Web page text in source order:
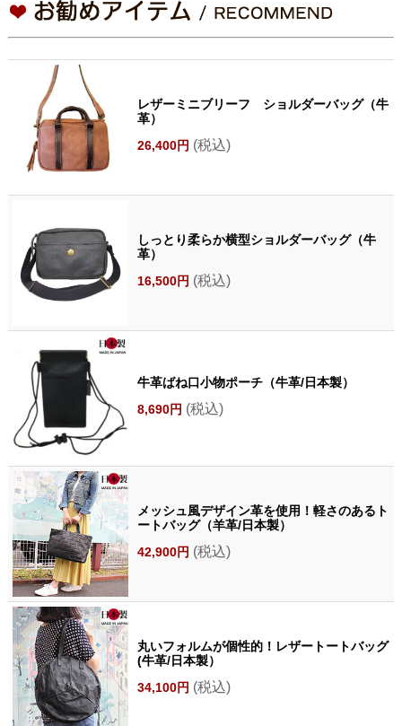
レザーミニブリーフ ショルダーバッグ（牛
革）
26,400円 (税込)
しっとり柔らか横型ショルダーバッグ（牛
革）
16,500円 (税込)
牛革ばね口小物ポーチ（牛革/日本製）
8,690円 (税込)
メッシュ風デザイン革を使用！軽さのあるト
ートバッグ（羊革/日本製）
42,900円 (税込)
丸いフォルムが個性的！レザートートバッグ
(牛革/日本製）
34,100円 (税込)